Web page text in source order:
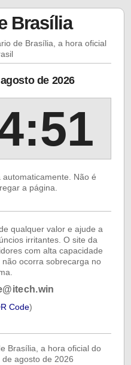
Brasília
de Brasília, a hora oficial
de 2026
Não é
a página.
qualquer valor e ajude a
irritantes. O site da
com alta capacidade
ocorra sobrecarga no
Code)
Brasília, a hora oficial do
agosto de 2026